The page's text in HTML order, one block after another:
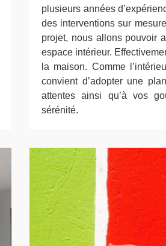
plusieurs années
des interventions sur
projet, nous allons pouvoir
espace intérieur.
la maison. Comme
convient d’adopter une
attentes ainsi qu’à vos
sérénité.